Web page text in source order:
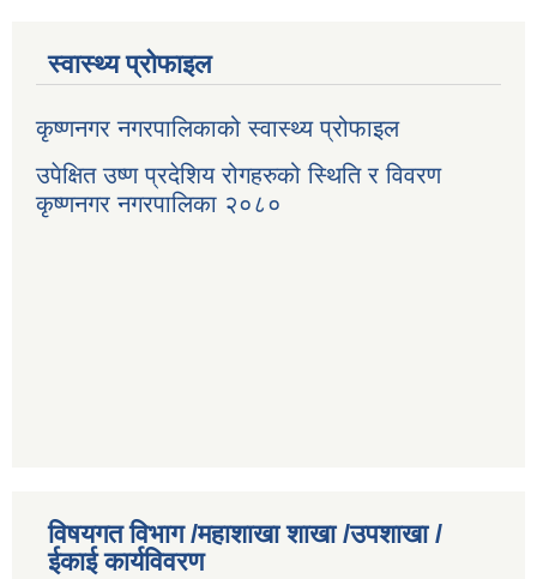
स्वास्थ्य प्रोफाइल
कृष्णनगर नगरपालिकाको स्वास्थ्य प्रोफाइल
उपेक्षित उष्ण प्रदेशिय रोगहरुको स्थिति र विवरण
कृष्णनगर नगरपालिका २०८०
विषयगत विभाग /महाशाखा शाखा /उपशाखा /
ईकाई कार्यविवरण